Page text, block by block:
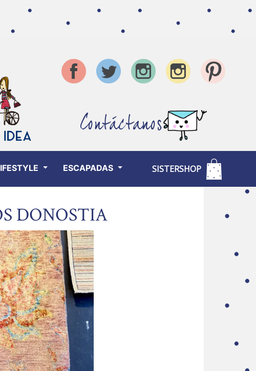
Contáctanos
ESCAPADAS SISTERSHOP
DONOSTIA